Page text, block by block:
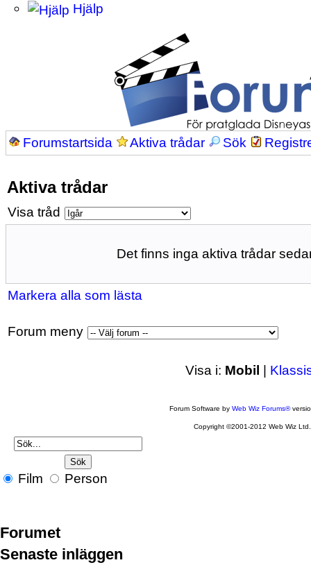
Hjälp
Forumstartsida Aktiva trådar Sök
Aktiva trådar
Visa tråd
Det finns inga aktiva trådar
Markera alla som lästa
Forum meny
Visa i: Mobil |
Forum Software byWeb Wiz Forums®
Copyright ©2001-2012 Web Wiz Ltd.
Film Person
Forumet
Senaste inläggen